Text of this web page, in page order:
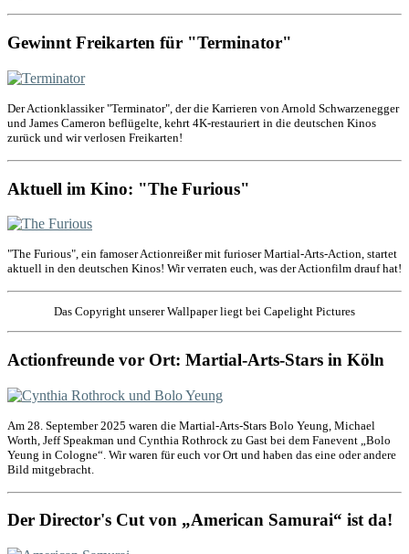
Gewinnt Freikarten für "Terminator"
Der Actionklassiker "Terminator", der die Karrieren von Arnold Schwarzenegger
und James Cameron beflügelte, kehrt 4K-restauriert in die deutschen Kinos
zurück und wir verlosen Freikarten!
Aktuell im Kino: "The Furious"
"The Furious", ein famoser Actionreißer mit furioser Martial-Arts-Action, startet
aktuell in den deutschen Kinos! Wir verraten euch, was der Actionfilm drauf hat!
Das Copyright unserer Wallpaper liegt bei Capelight Pictures
Actionfreunde vor Ort: Martial-Arts-Stars in Köln
Am 28. September 2025 waren die Martial-Arts-Stars Bolo Yeung, Michael
Worth, Jeff Speakman und Cynthia Rothrock zu Gast bei dem Fanevent „Bolo
Yeung in Cologne“. Wir waren für euch vor Ort und haben das eine oder andere
Bild mitgebracht.
Der Director's Cut von „American Samurai“ ist da!